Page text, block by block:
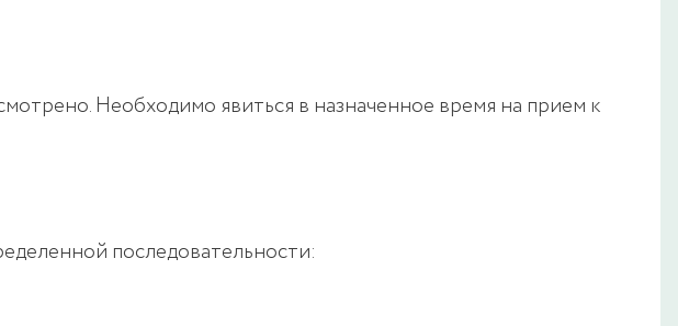
Необходимо явиться в назначенное время на прием к
последовательности: